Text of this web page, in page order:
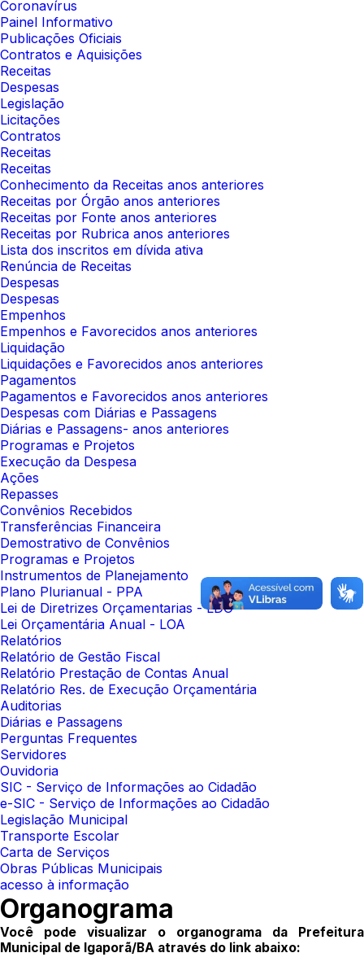
Coronavírus
Painel Informativo
Publicações Oficiais
Contratos e Aquisições
Receitas
Despesas
Legislação
Licitações
Contratos
Receitas
Receitas
Conhecimento da Receitas anos anteriores
Receitas por Órgão anos anteriores
Receitas por Fonte anos anteriores
Receitas por Rubrica anos anteriores
Lista dos inscritos em dívida ativa
Renúncia de Receitas
Despesas
Despesas
Empenhos
Empenhos e Favorecidos anos anteriores
Liquidação
Liquidações e Favorecidos anos anteriores
Pagamentos
Pagamentos e Favorecidos anos anteriores
Despesas com Diárias e Passagens
Diárias e Passagens- anos anteriores
Programas e Projetos
Execução da Despesa
Ações
Repasses
Convênios Recebidos
Transferências Financeira
Demostrativo de Convênios
Programas e Projetos
Instrumentos de Planejamento
Plano Plurianual - PPA
Lei de Diretrizes Orçamentarias - LDO
Lei Orçamentária Anual - LOA
Relatórios
Relatório de Gestão Fiscal
Relatório Prestação de Contas Anual
Relatório Res. de Execução Orçamentária
Auditorias
Diárias e Passagens
Perguntas Frequentes
Servidores
Ouvidoria
SIC - Serviço de Informações ao Cidadão
e-SIC - Serviço de Informações ao Cidadão
Legislação Municipal
Transporte Escolar
Carta de Serviços
Obras Públicas Municipais
acesso à informação
Organograma
Você pode visualizar o organograma da Prefeitura
Municipal de Igaporã/BA através do link abaixo: